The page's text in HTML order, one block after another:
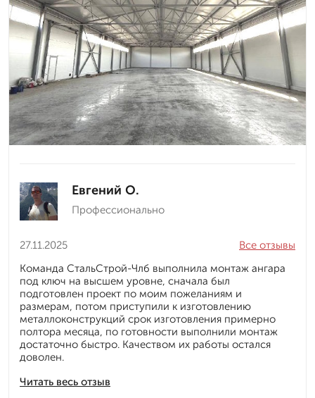
Евгений О.
Профессионально
27.11.2025
Читать весь отзыв
Все отзывы
Команда СтальСтрой-Члб выполнила монтаж ангара
под ключ на высшем уровне, сначала был
подготовлен проект по моим пожеланиям и
размерам, потом приступили к изготовлению
металлоконструкций срок изготовления примерно
полтора месяца, по готовности выполнили монтаж
достаточно быстро. Качеством их работы остался
доволен.